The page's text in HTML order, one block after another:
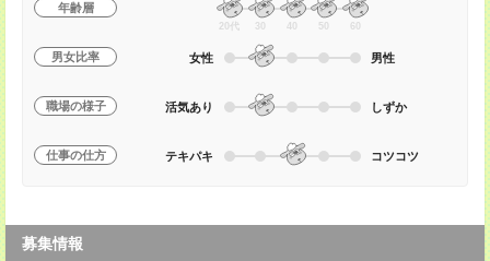
年齢層
20代 30 40 50 60
男女比率 女性 男性
職場の様子 活気あり しずか
仕事の仕方 テキパキ コツコツ
募集情報